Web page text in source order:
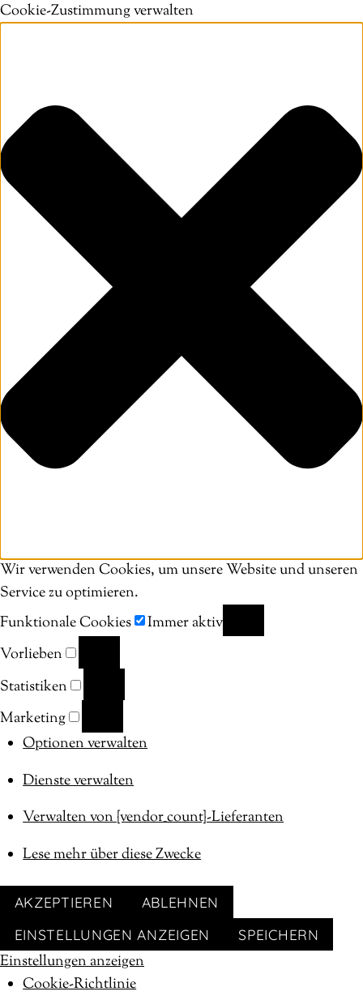
Cookie-Zustimmung verwalten
Wir verwenden Cookies, um unsere Website und unseren
Service zu optimieren.
Funktionale Cookies
FUNKTIONALE
Immer aktiv
Vorlieben
VORLIEBEN
Statistiken
STATISTIKEN
Marketing
MARKETING
Optionen verwalten
Dienste verwalten
Verwalten von {vendor_count}-Lieferanten
Lese mehr über diese Zwecke
AKZEPTIEREN
ABLEHNEN
EINSTELLUNGEN ANZEIGEN
SPEICHERN
Einstellungen anzeigen
Cookie-Richtlinie